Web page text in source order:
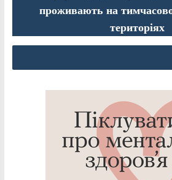
проживають на
територіях